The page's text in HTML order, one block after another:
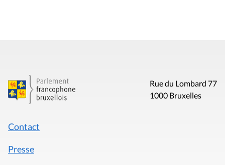
Rue du Lombard 77
1000 Bruxelles
Contact
Presse